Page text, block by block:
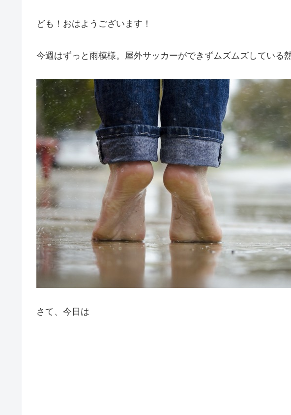
ども！おはようございます！
今週はずっと雨模様。屋外サッカーができずムズムズしている
さて、今日は